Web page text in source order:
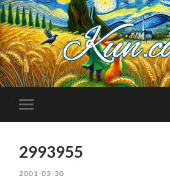
Toggle
mobile
2993955
2001-03-30